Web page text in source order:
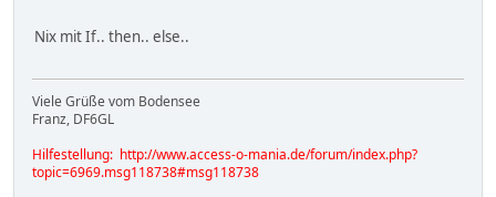
Nix mit If.. then.. else..
Viele Grüße vom Bodensee
Franz, DF6GL
Hilfestellung: http://www.access-o-mania.de/forum/index.php?
topic=6969.msg118738#msg118738